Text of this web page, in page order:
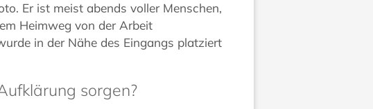
Er ist meist abends voller Menschen,
Heimweg von der Arbeit
in der Nähe des Eingangs platziert
sorgen?